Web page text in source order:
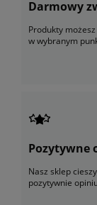
Darmowy
Produkty
w wybranym
Pozytywne
Nasz sklep
pozytywnie